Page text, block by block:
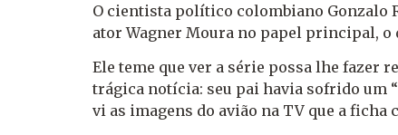
O cientista político colombiano Gonzalo
ator Wagner Moura no papel principal, o
Ele teme que ver a série possa lhe fazer
trágica notícia: seu pai havia sofrido um
vi as imagens do avião na TV que a ficha